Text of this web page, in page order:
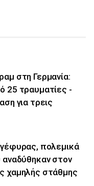
στη Γερμανία:
25 τραυματίες -
για τρεις
πολεμικά
αναδύθηκαν στον
χαμηλής στάθμης